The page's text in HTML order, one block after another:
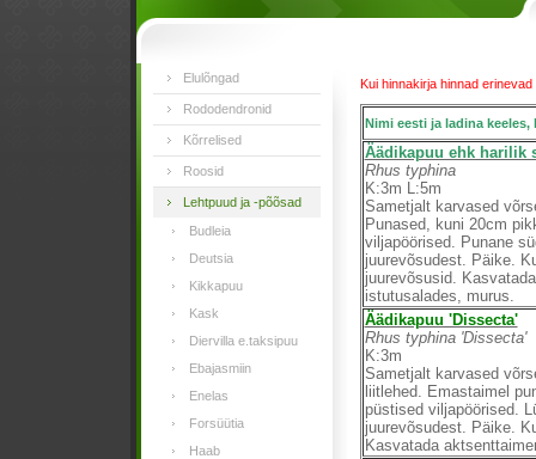
Elulõngad
Rododendronid
Kõrrelised
Roosid
Lehtpuud ja -põõsad
Budleia
Deutsia
Kikkapuu
Kask
Diervilla e.taksipuu
Ebajasmiin
Enelas
Forsüütia
Haab
Kui hinnakirja hinnad
Nimi eesti ja ladina keeles,
Äädikapuu ehk harilik
Rhus typhina
K:3m L:5m
Sametjalt karvased
Punased, kuni 20cm
viljapöörised. Punane
juurevõsudest. Päike.
juurevõsusid.
istutusalades, murus.
Äädikapuu 'Dissecta'
Rhus typhina 'Dissecta'
K:3m
Sametjalt karvased
liitlehed. Emastaimel
püstised viljapöörised.
juurevõsudest. Päike.
Kasvatada